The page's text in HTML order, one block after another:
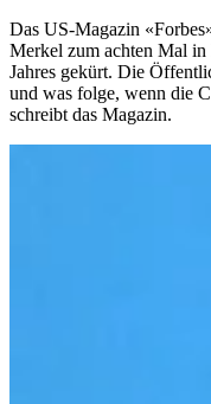
Das US-Magazin
Merkel zum achten Mal
Jahres gekürt. Die
und was folge, wenn die
schreibt das Magazin.